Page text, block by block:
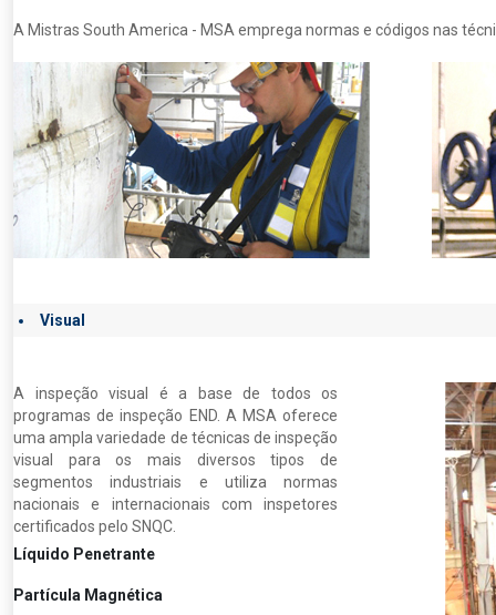
A Mistras South America - MSA emprega normas e códigos nas
Visual
A inspeção visual é a base de todos os
programas de inspeção END. A MSA oferece
uma ampla variedade de técnicas de inspeção
visual para os mais diversos tipos de
segmentos industriais e utiliza normas
nacionais e internacionais com inspetores
certificados pelo SNQC.
Líquido Penetrante
Partícula Magnética